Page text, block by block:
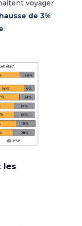
voyager
de 3%
.
les